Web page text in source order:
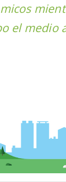
el medio